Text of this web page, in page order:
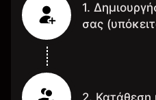
1.
σας
2. Κατάθεση